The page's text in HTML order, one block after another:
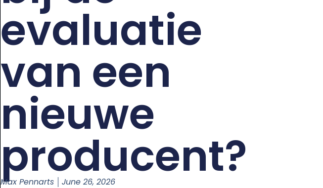
evaluatie
van een
nieuwe
producent?
Max Pennarts June 26, 2026